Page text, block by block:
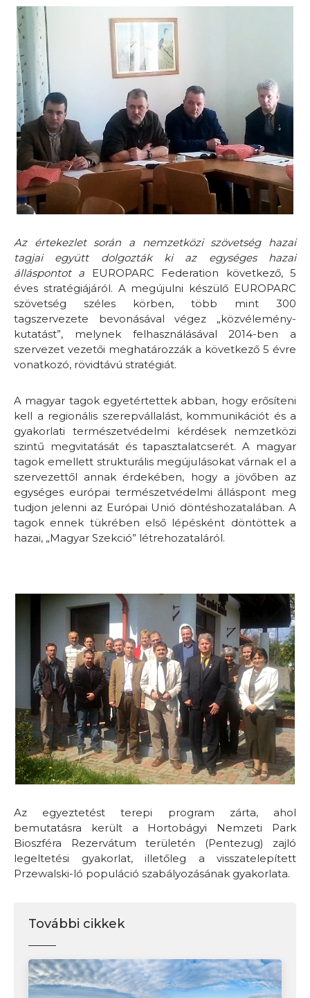
Az értekezlet során a nemzetközi szövetség hazai
tagjai együtt dolgozták ki az egységes hazai
álláspontot a EUROPARC Federation következő, 5
éves stratégiájáról. A megújulni készülő EUROPARC
szövetség széles körben, több mint 300
tagszervezete bevonásával végez „közvélemény-
kutatást”, melynek felhasználásával 2014-ben a
szervezet vezetői meghatározzák a következő 5 évre
vonatkozó, rövidtávú stratégiát.
A magyar tagok egyetértettek abban, hogy erősíteni
kell a regionális szerepvállalást, kommunikációt és a
gyakorlati természetvédelmi kérdések nemzetközi
szintű megvitatását és tapasztalatcserét. A magyar
tagok emellett strukturális megújulásokat várnak el a
szervezettől annak érdekében, hogy a jövőben az
egységes európai természetvédelmi álláspont meg
tudjon jelenni az Európai Unió döntéshozatalában. A
tagok ennek tükrében első lépésként döntöttek a
hazai, „Magyar Szekció” létrehozataláról.
Az egyeztetést terepi program zárta, ahol
bemutatásra került a Hortobágyi Nemzeti Park
Bioszféra Rezervátum területén (Pentezug) zajló
legeltetési gyakorlat, illetőleg a visszatelepített
Przewalski-ló populáció szabályozásának gyakorlata.
További cikkek